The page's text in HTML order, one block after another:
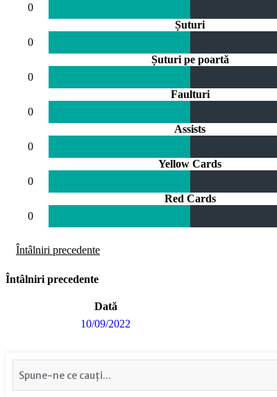
0
Șuturi
0
Șuturi pe poartă
0
Faulturi
0
Assists
0
Yellow Cards
0
Red Cards
0
Întâlniri precedente
Întâlniri precedente
Dată
10/09/2022